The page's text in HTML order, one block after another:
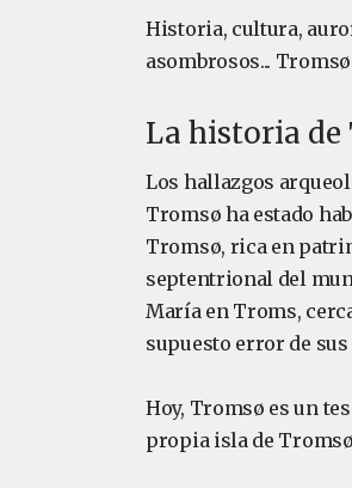
Historia, cultura,
asombrosos...
La historia de
Los hallazgos
Tromsø ha estado
Tromsø, rica en
septentrional del
María en Troms,
supuesto error de
Hoy, Tromsø es un
propia isla de